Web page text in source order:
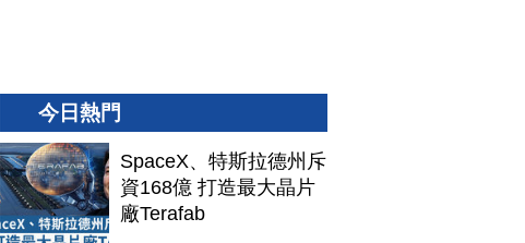
今日熱門
SpaceX、特斯拉德州斥
資168億 打造最大晶片
廠Terafab